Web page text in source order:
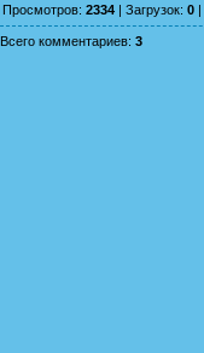
Просмотров: 2334 | Загрузок: 0 |
Всего комментариев: 3